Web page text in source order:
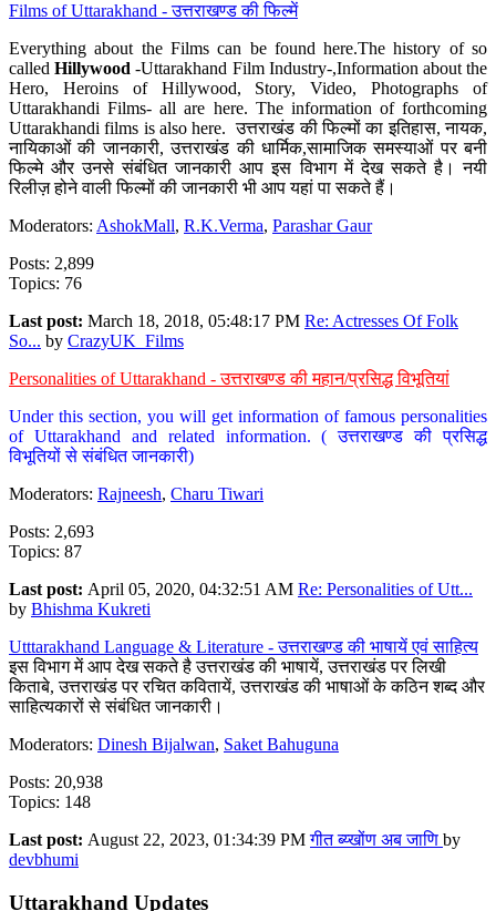
Films of Uttarakhand - उत्तराखण्ड की फिल्में
Everything about the Films can be found here.The history of so
calledHillywood-Uttarakhand Film Industry-,Information about the
Hero, Heroins of Hillywood, Story, Video, Photographs of
Uttarakhandi Films- all are here. The information of forthcoming
Uttarakhandi films is also here. उत्तराखंड की फिल्मों का इतिहास, नायक,
नायिकाओं की जानकारी, उत्तराखंड की धार्मिक,सामाजिक समस्याओं पर बनी
फिल्मे और उनसे संबंधित जानकारी आप इस विभाग में देख सकते है। नयी
रिलीज़ होने वाली फिल्मों की जानकारी भी आप यहां पा सकते हैं।
Moderators: AshokMall, R.K.Verma, Parashar Gaur
Posts: 2,899
Topics: 76
Last post: March 18, 2018, 05:48:17 PM Re: Actresses Of Folk
So... by CrazyUK_Films
Personalities of Uttarakhand - उत्तराखण्ड की महान/प्रसिद्ध विभूतियां
Under this section, you will get information of famous personalities
of Uttarakhand and related information. ( उत्तराखण्ड की प्रसिद्ध
विभूतियों से संबंधित जानकारी)
Moderators: Rajneesh, Charu Tiwari
Posts: 2,693
Topics: 87
Last post: April 05, 2020, 04:32:51 AM Re: Personalities of Utt...
by Bhishma Kukreti
Utttarakhand Language & Literature - उत्तराखण्ड की भाषायें एवं साहित्य
इस विभाग में आप देख सकते है उत्तराखंड की भाषायें, उत्तराखंड पर लिखी
किताबे, उत्तराखंड पर रचित कवितायें, उत्तराखंड की भाषाओं के कठिन शब्द और
साहित्यकारों से संबंधित जानकारी।
Moderators: Dinesh Bijalwan, Saket Bahuguna
Posts: 20,938
Topics: 148
Last post: August 22, 2023, 01:34:39 PMगीत ब्य्खोंण अब जाणि by
devbhumi
Uttarakhand Updates